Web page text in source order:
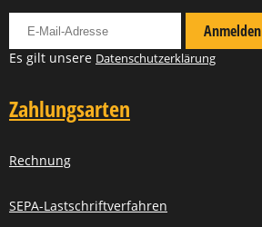
Anmelden
Es gilt unsere Datenschutzerklärung
Zahlungsarten
Rechnung
SEPA-Lastschriftverfahren